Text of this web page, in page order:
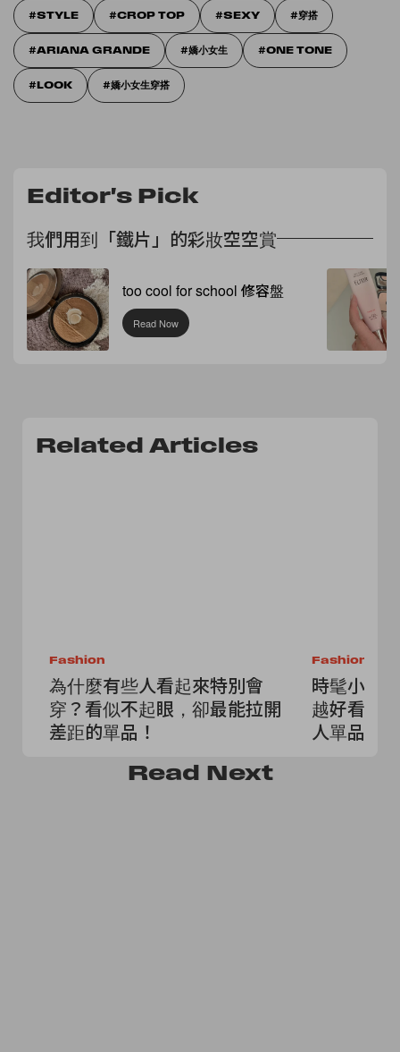
STYLE CROP TOP SEXY 穿搭
ARIANA GRANDE 嬌小女生 ONE TONE
LOOK 嬌小女生穿搭
Editor's Pick
我們用到「鐵片」的彩妝空空賞
too cool for school 修容盤
Read Now
Related Articles
Fashion
為什麼有些人看起來特別會
穿？看似不起眼，卻最能拉開
差距的單品！
Fashion
時髦小技
越好看？
人單品就
Read Next